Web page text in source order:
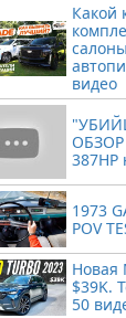
Какой
видео
387HP
1973
POV
Новая
$39K.
50